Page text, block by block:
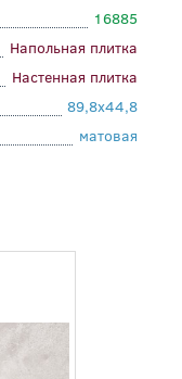
16885
Напольная плитка
Настенная плитка
89,8x44,8
матовая